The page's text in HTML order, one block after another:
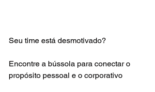
Seu time está desmotivado?
Encontre a bússola para conectar o
propósito pessoal e o corporativo